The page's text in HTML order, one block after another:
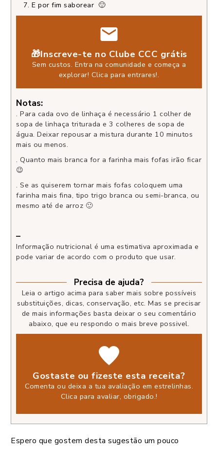
E por fim saborear 🙂
🎁Inscreve-te no Clube CCC grátis
Sem custos. Entra na comunidade e começa a
explorar! Clica para entrares!.
Notas:
. Para cada ovo de linhaça é necessário 1 colher de
sopa de linhaça triturada e 3 colheres de sopa de
água. Deixar repousar a mistura durante 10 minutos
mais ou menos.
. Quanto mais branca for a farinha mais fofas irão ficar
😉
. Se as quiserem tornar mais fofas coloquem uma
farinha mais fina, tipo trigo branca ou semi-branca, ou
mesmo até de arroz 🙂
–
Informação nutricional é uma estimativa aproximada e
pode variar de acordo com o produto que usar.
Precisa de ajuda?
Leia o artigo acima para saber mais sobre possíveis
substituições, dicas, conservação, etc. Mas se precisar
de mais informações basta deixar o seu comentário
abaixo, que eu respondo o mais breve possivel.
Gostaste ou fizeste esta receita?
Comenta ou deixa a tua avaliação em estrelinhas.
Clica para avaliar, obrigado.!
Espero que gostem desta sugestão um pouco